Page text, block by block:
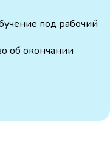
под рабочий
об окончании